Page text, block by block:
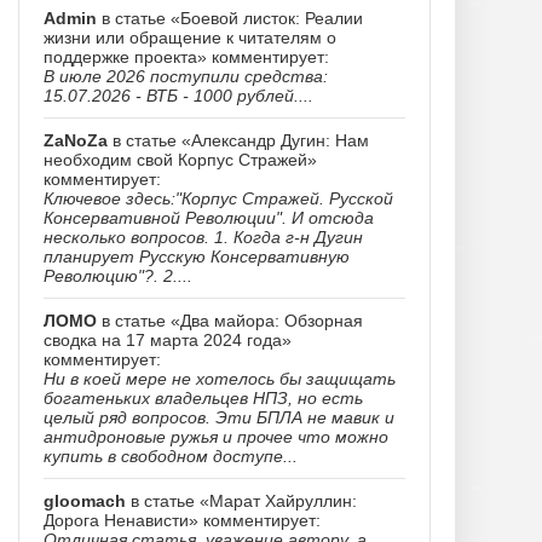
Admin в статье «Боевой листок: Реалии
жизни или обращение к читателям о
поддержке проекта» комментирует:
В июле 2026 поступили средства:
15.07.2026 - ВТБ - 1000 рублей....
ZaNoZa в статье «Александр Дугин: Нам
необходим свой Корпус Стражей»
комментирует:
Ключевое здесь:"Корпус Стражей. Русской
Консервативной Революции". И отсюда
несколько вопросов. 1. Когда г-н Дугин
планирует Русскую Консервативную
Революцию"?. 2....
ЛОМО в статье «Два майора: Обзорная
сводка на 17 марта 2024 года»
комментирует:
Ни в коей мере не хотелось бы защищать
богатеньких владельцев НПЗ, но есть
целый ряд вопросов. Эти БПЛА не мавик и
антидроновые ружья и прочее что можно
купить в свободном доступе...
gloomach в статье «Марат Хайруллин:
Дорога Ненависти» комментирует: